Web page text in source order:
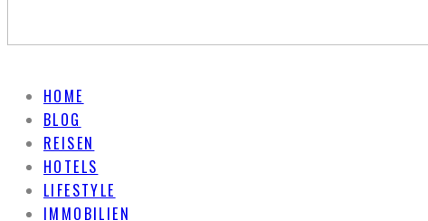
HOME
BLOG
REISEN
HOTELS
LIFESTYLE
IMMOBILIEN